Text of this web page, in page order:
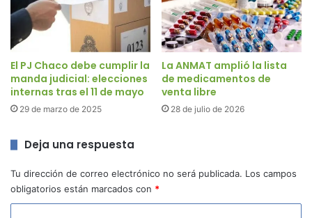
El PJ Chaco debe cumplir la
manda judicial: elecciones
internas tras el 11 de mayo
29 de marzo de 2025
La ANMAT amplió la lista
de medicamentos de
venta libre
28 de julio de 2026
Deja una respuesta
Tu dirección de correo electrónico no será publicada. Los campos
obligatorios están marcados con *